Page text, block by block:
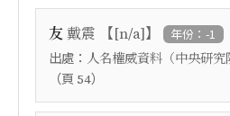
友戴震 【[n/a]】 年份：-1
出處： 人名權威資料（中央研究
（頁 54）